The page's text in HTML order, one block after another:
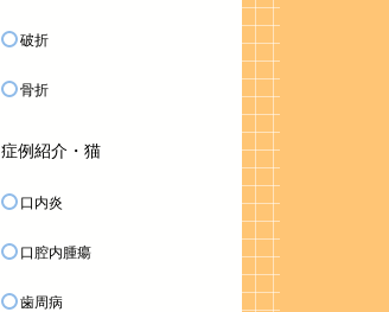
破折
骨折
症例紹介・猫
口内炎
口腔内腫瘍
歯周病